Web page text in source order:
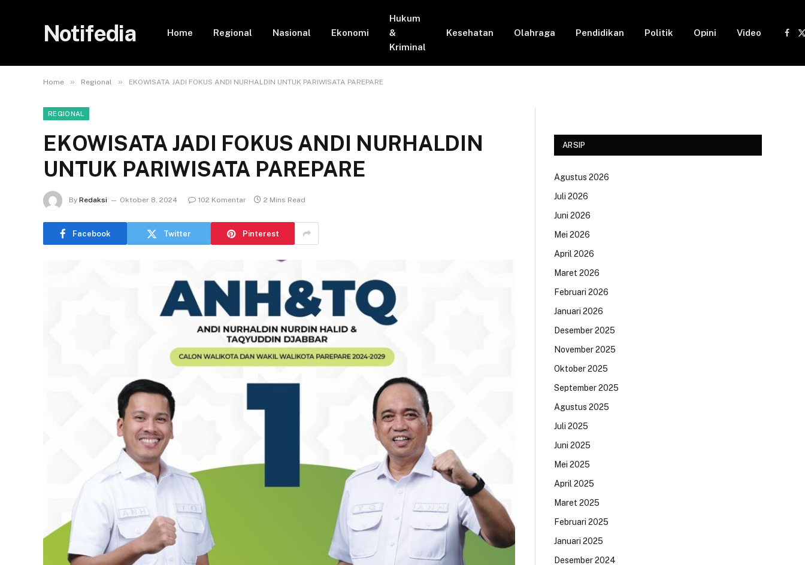
Notifedia Home Regional Nasional Ekonomi
Hukum
&
Kriminal
Kesehatan Olahraga Pendidikan Politik Opini Video
Home » Regional » EKOWISATA JADI FOKUS ANDI NURHALDIN UNTUK PARIWISATA PAREPARE
REGIONAL
EKOWISATA JADI FOKUS ANDI NURHALDIN
UNTUK PARIWISATA PAREPARE
By Redaksi Oktober 8, 2024 102 Komentar 2 Mins Read
Facebook Twitter Pinterest
ARSIP
Agustus 2026
Juli 2026
Juni 2026
Mei 2026
April 2026
Maret 2026
Februari 2026
Januari 2026
Desember 2025
November 2025
Oktober 2025
September 2025
Agustus 2025
Juli 2025
Juni 2025
Mei 2025
April 2025
Maret 2025
Februari 2025
Januari 2025
Desember 2024